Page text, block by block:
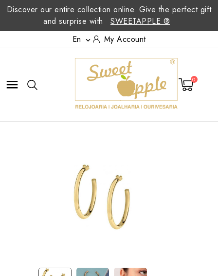
Discover our entire collection online. Give the perfect gift
and surprise with
SWEETAPPLE ®
En
 My Account
 0